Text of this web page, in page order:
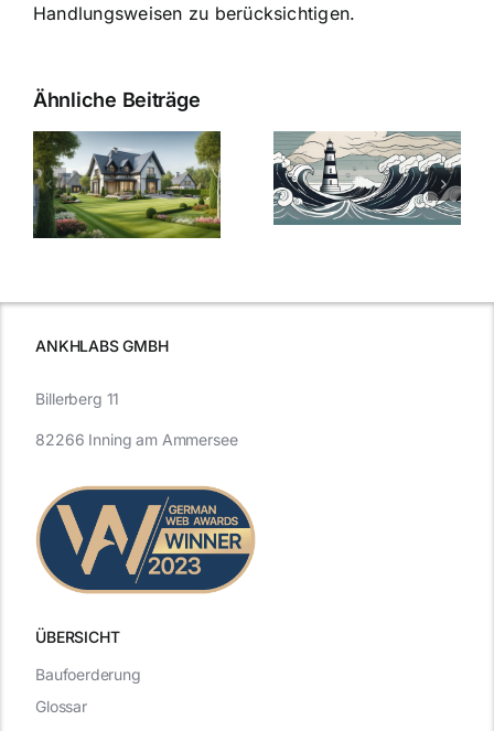
Handlungsweisen zu berücksichtigen.
Ähnliche Beiträge
Bauzinsen im
Sturm: Die
aktuelle
Entwicklung
Die Evolution
der
Bauzinsen: Ein
Blick in die
ANKHLABS GMBH
ÜBERSICHT
Billerberg 11
82266 Inning am Ammersee
Baufoerderung
Glossar